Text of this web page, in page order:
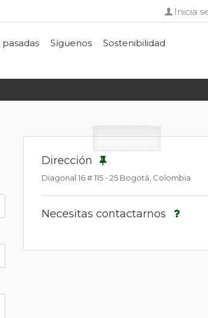
Inicia
Síguenos
Sostenibilidad
Dirección
Diagonal 16 # 115 - 25 Bogotá, Colombia
Necesitas contactarnos